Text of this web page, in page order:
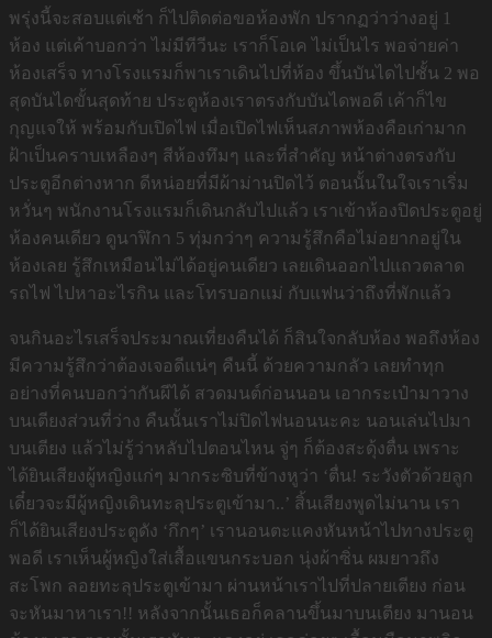
พรุ่งนี้จะสอบแต่เช้า ก็ไปติดต่อขอห้องพัก ปรากฏว่าว่างอยู่ 1
ห้อง แต่เค้าบอกว่า ไม่มีทีวีนะ เราก็โอเค ไม่เป็นไร พอจ่ายค่า
ห้องเสร็จ ทางโรงแรมก็พาเราเดินไปที่ห้อง ขึ้นบันไดไปชั้น 2 พอ
สุดบันไดขั้นสุดท้าย ประตูห้องเราตรงกับบันไดพอดี เค้าก็ไข
กุญแจให้ พร้อมกับเปิดไฟ เมื่อเปิดไฟเห็นสภาพห้องคือเก่ามาก
ฝ้าเป็นคราบเหลืองๆ สีห้องทึมๆ และที่สำคัญ หน้าต่างตรงกับ
ประตูอีกต่างหาก ดีหน่อยที่มีผ้าม่านปิดไว้ ตอนนั้นในใจเราเริ่ม
หวั่นๆ พนักงานโรงแรมก็เดินกลับไปแล้ว เราเข้าห้องปิดประตูอยู่
ห้องคนเดียว ดูนาฬิกา 5 ทุ่มกว่าๆ ความรู้สึกคือไม่อยากอยู่ใน
ห้องเลย รู้สึกเหมือนไม่ได้อยู่คนเดียว เลยเดินออกไปแถวตลาด
รถไฟ ไปหาอะไรกิน และโทรบอกแม่ กับแฟนว่าถึงที่พักแล้ว
จนกินอะไรเสร็จประมาณเที่ยงคืนได้ ก็สินใจกลับห้อง พอถึงห้อง
มีความรู้สึกว่าต้องเจอดีแน่ๆ คืนนี้ ด้วยความกลัว เลยทำทุก
อย่างที่คนบอกว่ากันผีได้ สวดมนต์ก่อนนอน เอากระเป๋ามาวาง
บนเตียงส่วนที่ว่าง คืนนั้นเราไม่ปิดไฟนอนนะคะ นอนเล่นไปมา
บนเตียง แล้วไม่รู้ว่าหลับไปตอนไหน จู่ๆ ก็ต้องสะดุ้งตื่น เพราะ
ได้ยินเสียงผู้หญิงแก่ๆ มากระซิบที่ข้างหูว่า ‘ตื่น! ระวังตัวด้วยลูก
เดี๋ยวจะมีผู้หญิงเดินทะลุประตูเข้ามา..’ สิ้นเสียงพูดไม่นาน เรา
ก็ได้ยินเสียงประตูดัง ‘กึกๆ’ เรานอนตะแคงหันหน้าไปทางประตู
พอดี เราเห็นผู้หญิงใส่เสื้อแขนกระบอก นุ่งผ้าซิ่น ผมยาวถึง
สะโพก ลอยทะลุประตูเข้ามา ผ่านหน้าเราไปที่ปลายเตียง ก่อน
จะหันมาหาเรา!! หลังจากนั้นเธอก็คลานขึ้นมาบนเตียง มานอน